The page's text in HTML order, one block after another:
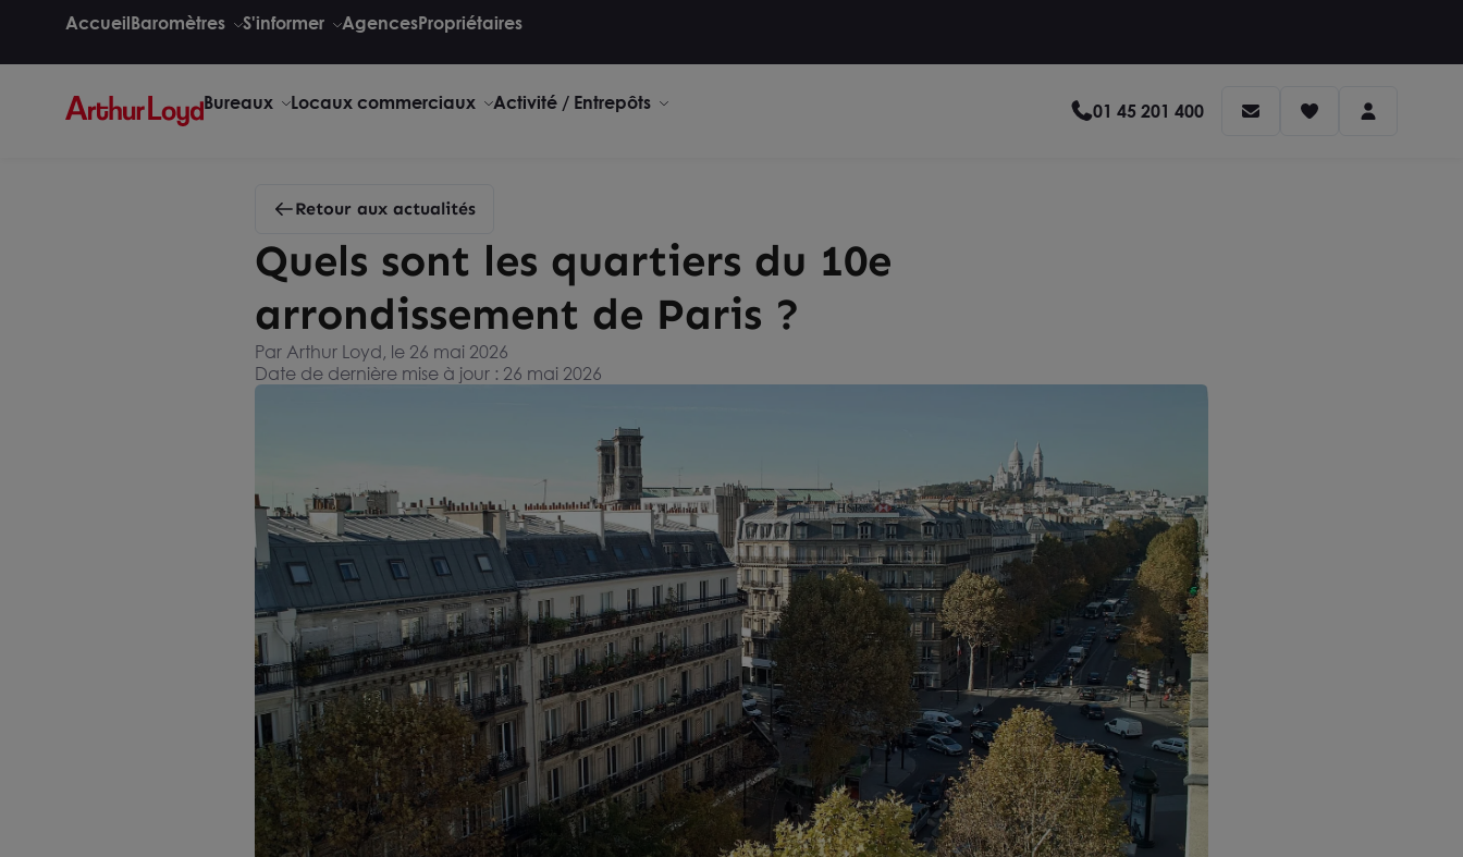
AccueilBaromètres S'informer AgencesPropriétaires
Bureaux Locaux commerciaux Activité / Entrepôts 01 45 201 400
Retour aux actualités
Quels sont les quartiers du 10e
arrondissement de Paris ?
Par Arthur Loyd, le 26 mai 2026
Date de dernière mise à jour : 26 mai 2026